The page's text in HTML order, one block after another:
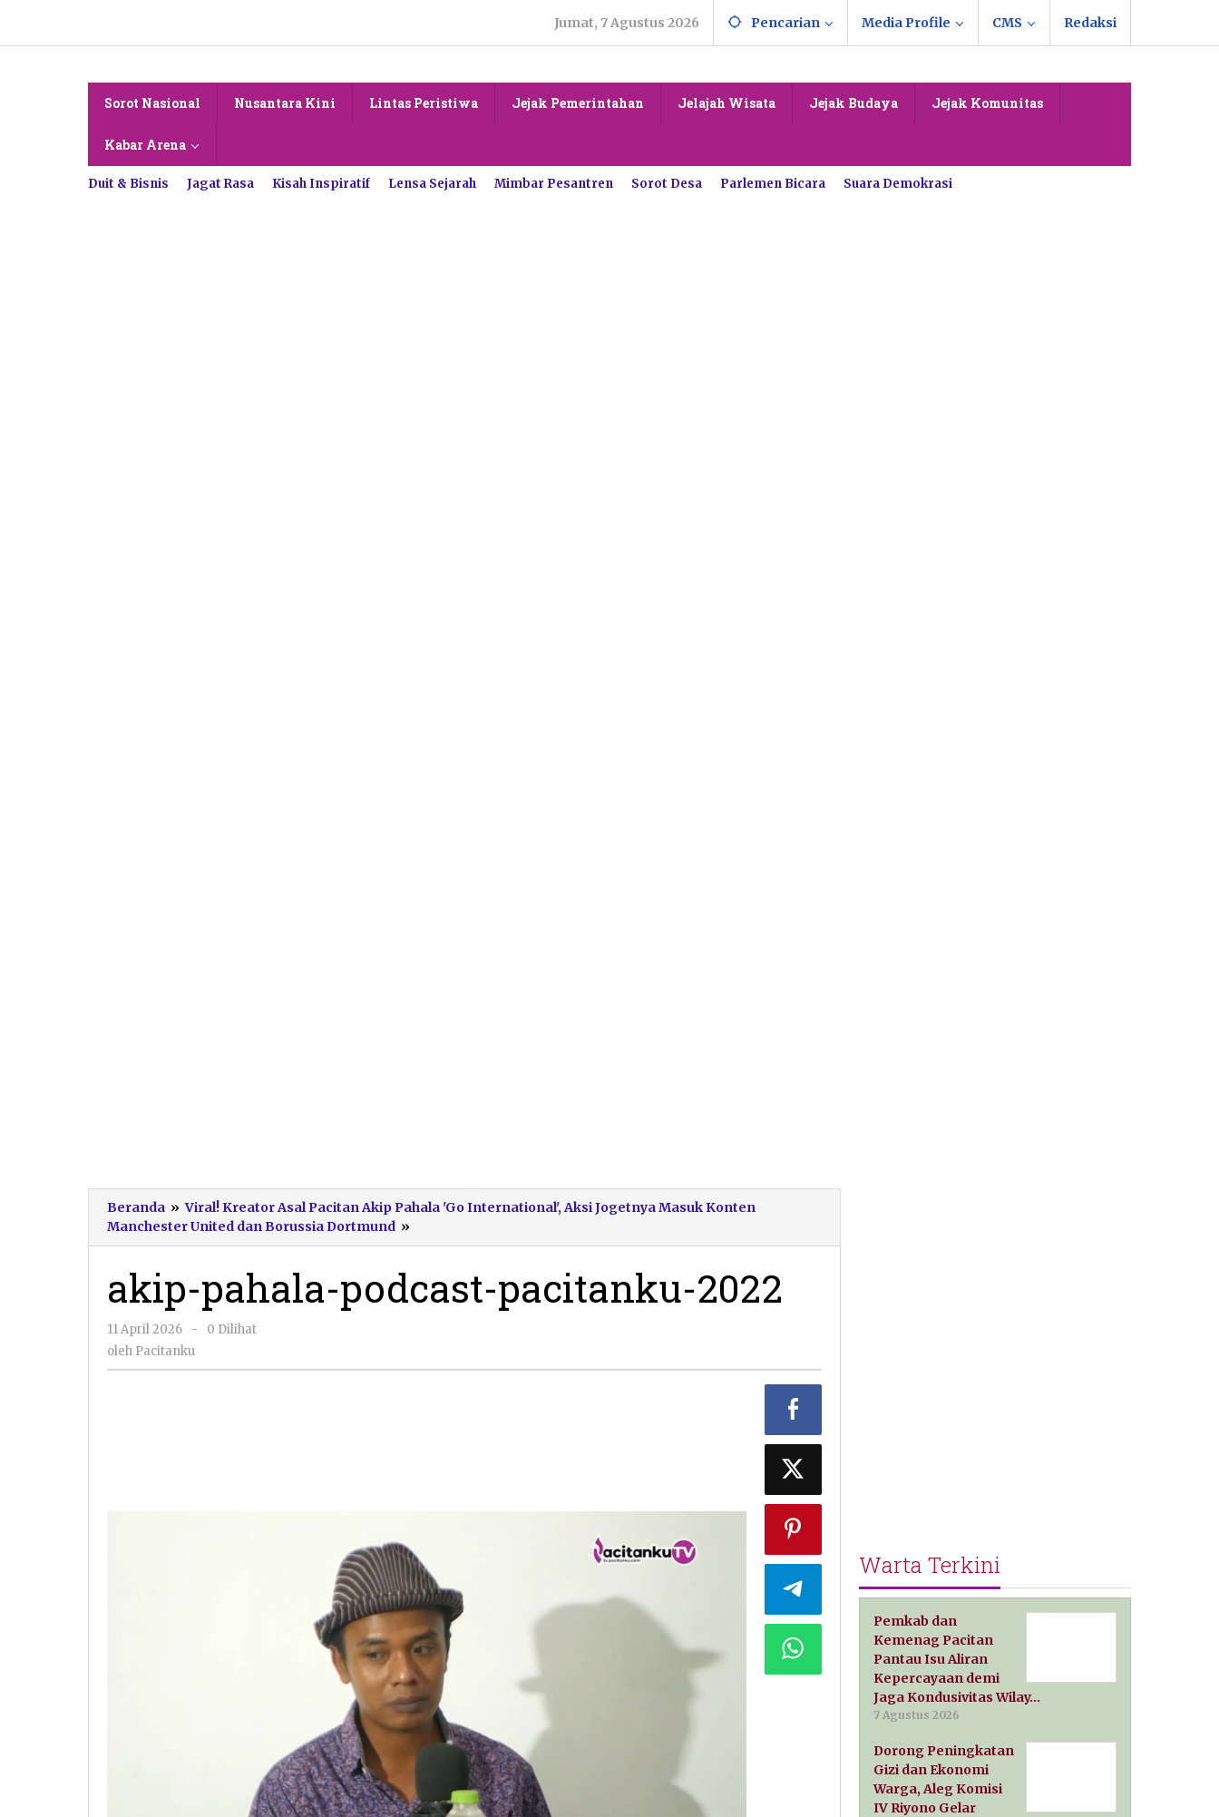
konten
Jumat, 7 Agustus 2026 Pencarian Media Profile CMS Redaksi
Sorot Nasional Nusantara Kini Lintas Peristiwa Jejak Pemerintahan Jelajah Wisata Jejak Budaya Jejak Komunitas
Kabar Arena
Duit & Bisnis Jagat Rasa Kisah Inspiratif Lensa Sejarah Mimbar Pesantren Sorot Desa Parlemen Bicara Suara Demokrasi
Beranda » Viral! Kreator Asal Pacitan Akip Pahala 'Go International', Aksi Jogetnya Masuk Konten
Manchester United dan Borussia Dortmund »
pahala-
pacitanku-
2022
akip-pahala-podcast-pacitanku-2022
11 April 2026
oleh
Pacitanku
-
0 Dilihat
oleh Pacitanku
Warta Terkini
Pemkab dan
Kemenag Pacitan
Pantau Isu Aliran
Kepercayaan demi
Jaga Kondusivitas Wilay…
7 Agustus 2026
Dorong Peningkatan
Gizi dan Ekonomi
Warga, Aleg Komisi
IV Riyono Gelar